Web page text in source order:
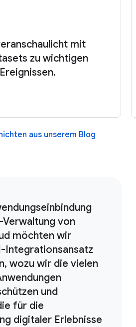
mit
zu wichtigen
aus unserem Blog
Verwaltung von
möchten wir
Integrationsansatz
wozu wir die vielen
und
für die
digitaler Erlebnisse